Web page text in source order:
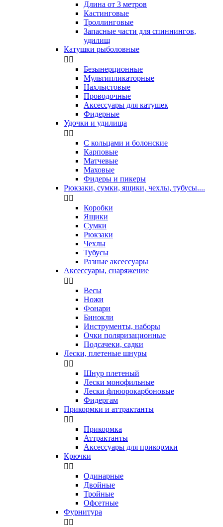
Длина от 3 метров
Кастинговые
Троллинговые
Запасные части для спиннингов,
удилищ
Катушки рыболовные
 
Безынерционные
Мультипликаторные
Нахлыстовые
Проводочные
Аксессуары для катушек
Фидерные
Удочки и удилища
 
С кольцами и болонские
Карповые
Матчевые
Маховые
Фидеры и пикеры
Рюкзаки, сумки, ящики, чехлы, тубусы....
 
Коробки
Ящики
Сумки
Рюкзаки
Чехлы
Тубусы
Разные аксессуары
Аксессуары, снаряжение
 
Весы
Ножи
Фонари
Бинокли
Инструменты, наборы
Очки поляризационные
Подсачеки, садки
Лески, плетеные шнуры
 
Шнур плетеный
Лески монофильные
Лески флюорокарбоновые
Фидергам
Прикормки и аттрактанты
 
Прикормка
Аттрактанты
Аксессуары для прикормки
Крючки
 
Одинарные
Двойные
Тройные
Офсетные
Фурнитура
 